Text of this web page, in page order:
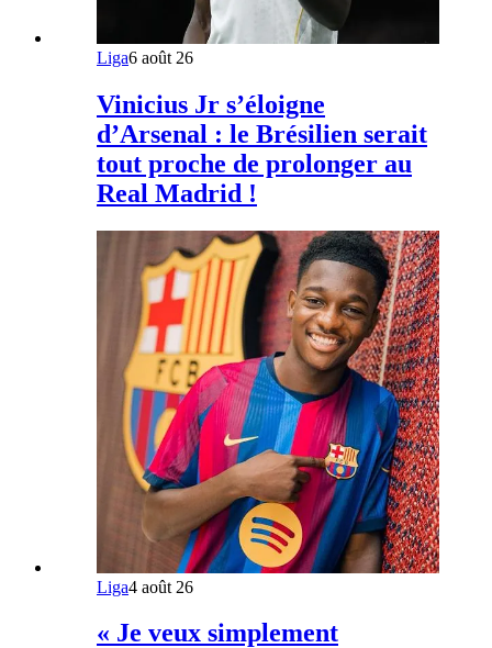
Liga6 août 26
Vinicius Jr s’éloigne
d’Arsenal : le Brésilien serait
tout proche de prolonger au
Real Madrid !
Liga4 août 26
« Je veux simplement